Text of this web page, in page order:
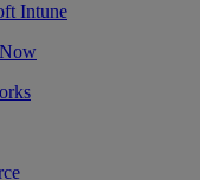
Intune